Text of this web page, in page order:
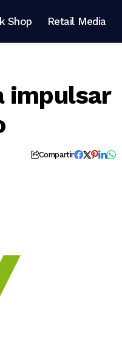
Shop Retail Media
impulsar
Compartir